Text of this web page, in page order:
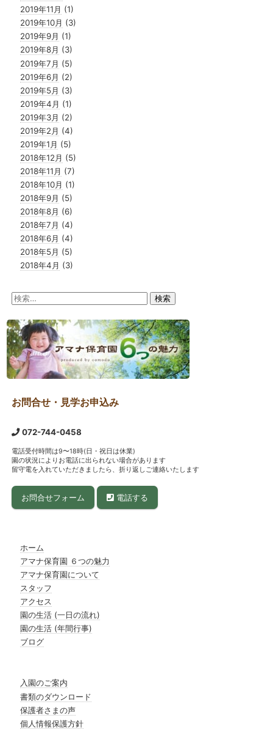
2019年11月 (1)
2019年10月 (3)
2019年9月 (1)
2019年8月 (3)
2019年7月 (5)
2019年6月 (2)
2019年5月 (3)
2019年4月 (1)
2019年3月 (2)
2019年2月 (4)
2019年1月 (5)
2018年12月 (5)
2018年11月 (7)
2018年10月 (1)
2018年9月 (5)
2018年8月 (6)
2018年7月 (4)
2018年6月 (4)
2018年5月 (5)
2018年4月 (3)
検
お問合せ・見学お申込み
072-744-0458
電話受付時間は9〜18時(日・祝日は休業)
園の状況によりお電話に出られない場合があります
留守電を入れていただきましたら、折り返しご連絡いたします
お問合せフォーム 電話する
ホーム
アマナ保育園 ６つの魅力
アマナ保育園について
スタッフ
アクセス
園の生活 (一日の流れ)
園の生活 (年間行事)
ブログ
入園のご案内
書類のダウンロード
保護者さまの声
個人情報保護方針